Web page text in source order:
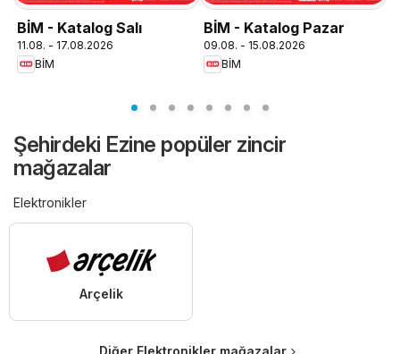
BİM - Katalog Salı
11.08. - 17.08.2026
BİM
BİM - Katalog Pazar
09.08. - 15.08.2026
BİM
Şehirdeki Ezine popüler zincir
mağazalar
Elektronikler
Arçelik
Diğer Elektronikler mağazalar